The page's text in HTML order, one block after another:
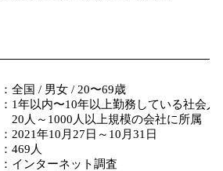
/ 男女 / 20〜69歳
〜10年以上勤務している社会人
以上規模の会社に所属
10月27日～10月31日
人
ターネット調査